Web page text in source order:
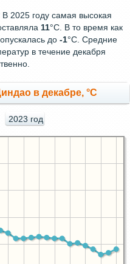
2025 году самая высокая
11°С. В то время как
до -1°C. Средние
в течение декабря
в декабре, °C
2023 год